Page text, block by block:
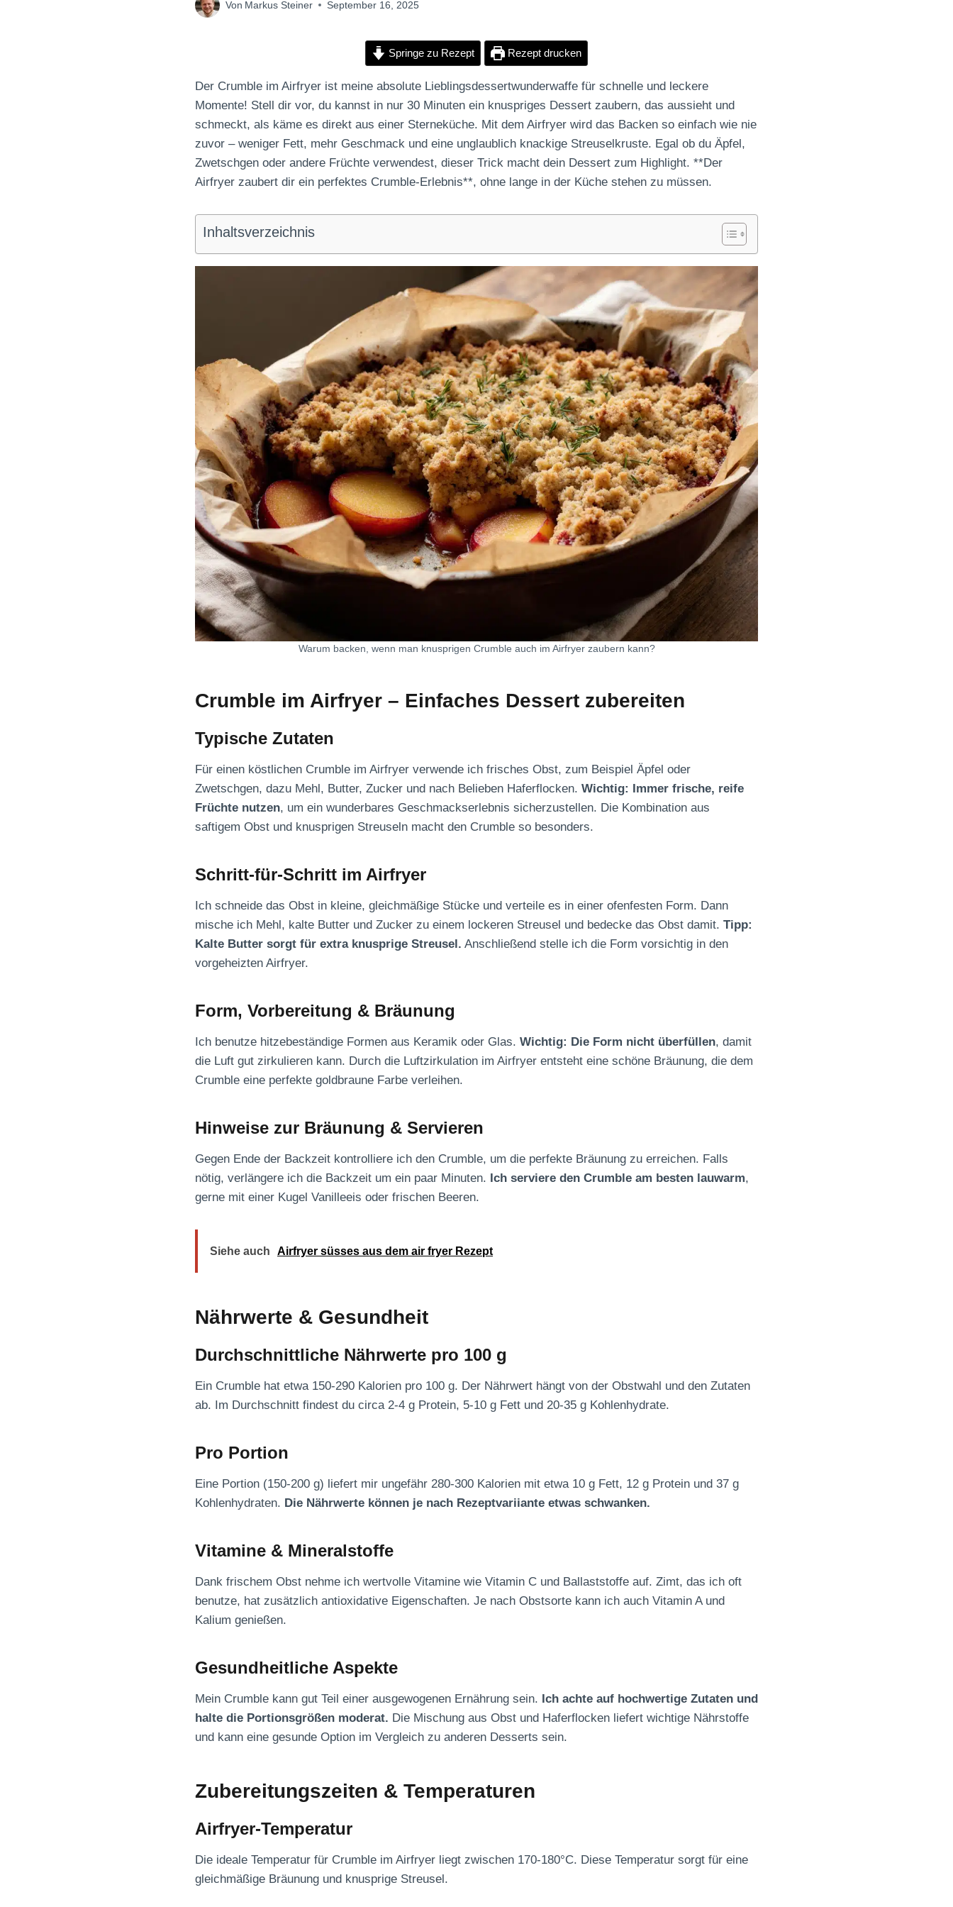
Von Markus Steiner September 16, 2025
Springe zu Rezept Rezept drucken
Der Crumble im Airfryer ist meine absolute Lieblingsdessertwunderwaffe für schnelle und leckere
Momente! Stell dir vor, du kannst in nur 30 Minuten ein knuspriges Dessert zaubern, das aussieht und
schmeckt, als käme es direkt aus einer Sterneküche. Mit dem Airfryer wird das Backen so einfach wie nie
zuvor – weniger Fett, mehr Geschmack und eine unglaublich knackige Streuselkruste. Egal ob du Äpfel,
Zwetschgen oder andere Früchte verwendest, dieser Trick macht dein Dessert zum Highlight. **Der
Airfryer zaubert dir ein perfektes Crumble-Erlebnis**, ohne lange in der Küche stehen zu müssen.
Inhaltsverzeichnis
Warum backen, wenn man knusprigen Crumble auch im Airfryer zaubern kann?
Crumble im Airfryer – Einfaches Dessert zubereiten
Typische Zutaten
Für einen köstlichen Crumble im Airfryer verwende ich frisches Obst, zum Beispiel Äpfel oder
Zwetschgen, dazu Mehl, Butter, Zucker und nach Belieben Haferflocken. Wichtig: Immer frische, reife
Früchte nutzen, um ein wunderbares Geschmackserlebnis sicherzustellen. Die Kombination aus
saftigem Obst und knusprigen Streuseln macht den Crumble so besonders.
Schritt-für-Schritt im Airfryer
Ich schneide das Obst in kleine, gleichmäßige Stücke und verteile es in einer ofenfesten Form. Dann
mische ich Mehl, kalte Butter und Zucker zu einem lockeren Streusel und bedecke das Obst damit. Tipp:
Kalte Butter sorgt für extra knusprige Streusel. Anschließend stelle ich die Form vorsichtig in den
vorgeheizten Airfryer.
Form, Vorbereitung & Bräunung
Ich benutze hitzebeständige Formen aus Keramik oder Glas. Wichtig: Die Form nicht überfüllen, damit
die Luft gut zirkulieren kann. Durch die Luftzirkulation im Airfryer entsteht eine schöne Bräunung, die dem
Crumble eine perfekte goldbraune Farbe verleihen.
Hinweise zur Bräunung & Servieren
Gegen Ende der Backzeit kontrolliere ich den Crumble, um die perfekte Bräunung zu erreichen. Falls
nötig, verlängere ich die Backzeit um ein paar Minuten. Ich serviere den Crumble am besten lauwarm,
gerne mit einer Kugel Vanilleeis oder frischen Beeren.
Siehe auch Airfryer süsses aus dem air fryer Rezept
Nährwerte & Gesundheit
Durchschnittliche Nährwerte pro 100 g
Ein Crumble hat etwa 150-290 Kalorien pro 100 g. Der Nährwert hängt von der Obstwahl und den Zutaten
ab. Im Durchschnitt findest du circa 2-4 g Protein, 5-10 g Fett und 20-35 g Kohlenhydrate.
Pro Portion
Eine Portion (150-200 g) liefert mir ungefähr 280-300 Kalorien mit etwa 10 g Fett, 12 g Protein und 37 g
Kohlenhydraten. Die Nährwerte können je nach Rezeptvariiante etwas schwanken.
Vitamine & Mineralstoffe
Dank frischem Obst nehme ich wertvolle Vitamine wie Vitamin C und Ballaststoffe auf. Zimt, das ich oft
benutze, hat zusätzlich antioxidative Eigenschaften. Je nach Obstsorte kann ich auch Vitamin A und
Kalium genießen.
Gesundheitliche Aspekte
Mein Crumble kann gut Teil einer ausgewogenen Ernährung sein. Ich achte auf hochwertige Zutaten und
halte die Portionsgrößen moderat. Die Mischung aus Obst und Haferflocken liefert wichtige Nährstoffe
und kann eine gesunde Option im Vergleich zu anderen Desserts sein.
Zubereitungszeiten & Temperaturen
Airfryer-Temperatur
Die ideale Temperatur für Crumble im Airfryer liegt zwischen 170-180°C. Diese Temperatur sorgt für eine
gleichmäßige Bräunung und knusprige Streusel.